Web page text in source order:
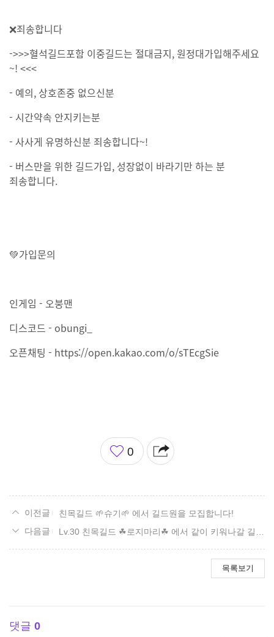
❌죄송합니다
->>>혈석길드포함 이중길드는 절대금지, 원정대가입해주세요
~! <<<
- 예의, 상호존중 없으신분
- 시간약속 안지키는분
- 사사게 유명하신분 죄송합니다~!
- 버스만을 위한 길드가입, 성장없이 바라기만 하는 분
죄송합니다.
💚가입문의
인게임 - 오붕맨
디스코드 - obungi_
오픈채팅 - https://open.kakao.com/o/sTEcgSie
좋
아
0
친목길드 🌱슈기🌱 에서 길드원을 모집합니다!
Lv.30 친목길드 ☘로지마리☘ 에서 같이 키워나갈 길드원을 모집합니다!
목록보기
댓글 0